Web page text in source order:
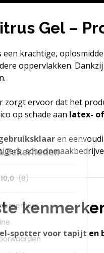
Gel –
een krachtige,
oppervlakken.
zorgt ervoor dat het
op schade aan latex-
en
spotter voor tapijt en